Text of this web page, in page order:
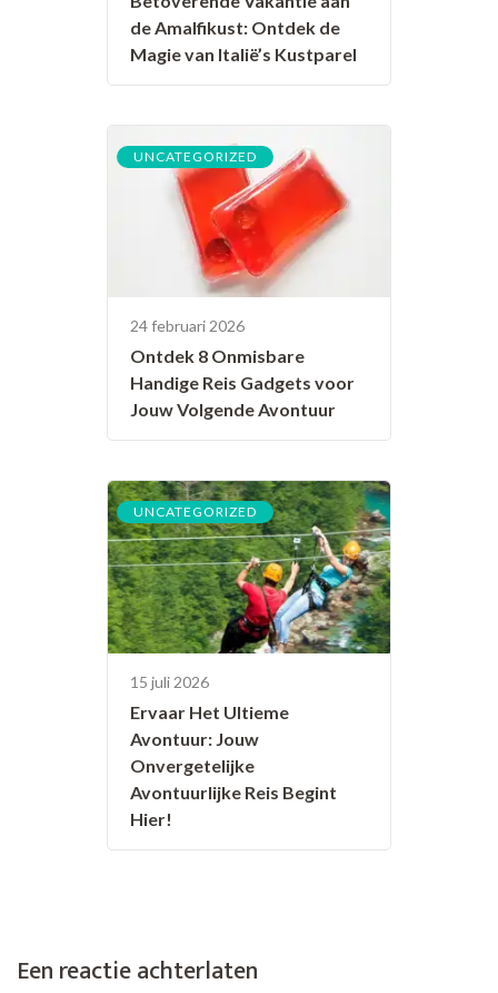
de Amalfikust: Ontdek de
Magie van Italië’s Kustparel
UNCATEGORIZED
24 februari 2026
Ontdek 8 Onmisbare
Handige Reis Gadgets voor
Jouw Volgende Avontuur
UNCATEGORIZED
15 juli 2026
Ervaar Het Ultieme
Avontuur: Jouw
Onvergetelijke
Avontuurlijke Reis Begint
Hier!
Een reactie achterlaten